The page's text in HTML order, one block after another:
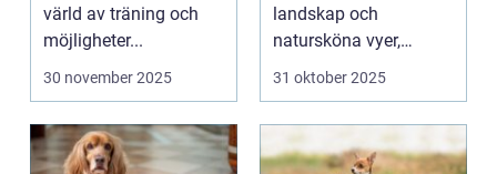
värld av träning och
möjligheter...
30 november 2025
landskap och
natursköna vyer,
erbjuder ...
31 oktober 2025